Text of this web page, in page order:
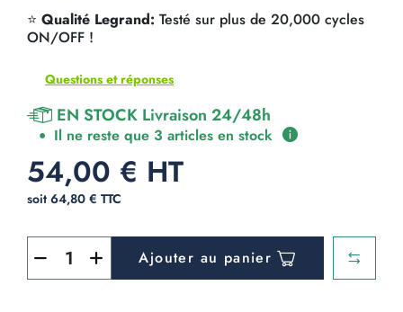
⭐ Qualité Legrand: Testé sur plus de 20,000 cycles
ON/OFF !
Questions et réponses
EN STOCK Livraison 24/48h
Il ne reste que 3 articles en stock
54,00 € HT
soit 64,80 € TTC
Ajouter au panier